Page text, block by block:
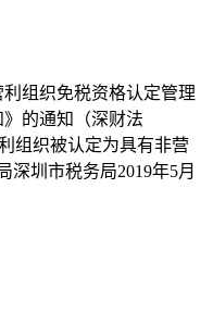
组织免税资格认定管理
的通知（深财法
组织被认定为具有非营
圳市税务局2019年5月